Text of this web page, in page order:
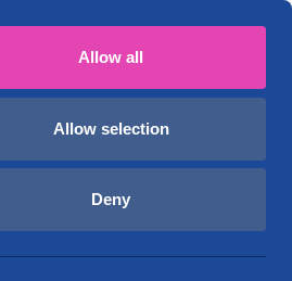
Allow all
Allow selection
Deny
029 1234 700
Oma tili
Tietoa meistä